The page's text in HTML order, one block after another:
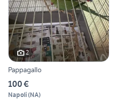
2
Pappagallo
100 €
Napoli(NA)